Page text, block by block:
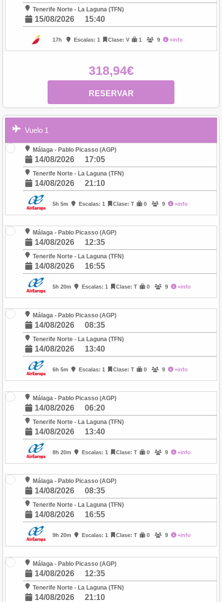
Tenerife Norte - La Laguna (TFN)
15/08/2026 15:40
17h Escalas: 1 Clase: V 1 9 +info
318,94€
RESERVAR
Vuelo 1
Málaga - Pablo Picasso (AGP)
14/08/2026 17:05
Tenerife Norte - La Laguna (TFN)
14/08/2026 21:10
5h 5m Escalas: 1 Clase: T 0 9 +info
Málaga - Pablo Picasso (AGP)
14/08/2026 12:35
Tenerife Norte - La Laguna (TFN)
14/08/2026 16:55
5h 20m Escalas: 1 Clase: T 0 9 +info
Málaga - Pablo Picasso (AGP)
14/08/2026 08:35
Tenerife Norte - La Laguna (TFN)
14/08/2026 13:40
6h 5m Escalas: 1 Clase: T 0 9 +info
Málaga - Pablo Picasso (AGP)
14/08/2026 06:20
Tenerife Norte - La Laguna (TFN)
14/08/2026 13:40
8h 20m Escalas: 1 Clase: T 0 9 +info
Málaga - Pablo Picasso (AGP)
14/08/2026 08:35
Tenerife Norte - La Laguna (TFN)
14/08/2026 16:55
9h 20m Escalas: 1 Clase: T 0 9 +info
Málaga - Pablo Picasso (AGP)
14/08/2026 12:35
Tenerife Norte - La Laguna (TFN)
14/08/2026 21:10